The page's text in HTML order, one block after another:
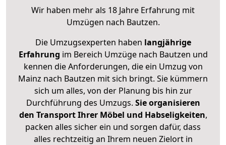
Wir haben mehr als 18 Jahre Erfahrung mit
Umzügen nach Bautzen.
Die Umzugsexperten haben langjährige
Erfahrung im Bereich Umzüge nach Bautzen und
kennen die Anforderungen, die ein Umzug von
Mainz nach Bautzen mit sich bringt. Sie kümmern
sich um alles, von der Planung bis hin zur
Durchführung des Umzugs. Sie organisieren
den Transport Ihrer Möbel und Habseligkeiten,
packen alles sicher ein und sorgen dafür, dass
alles rechtzeitig an Ihrem neuen Zielort in